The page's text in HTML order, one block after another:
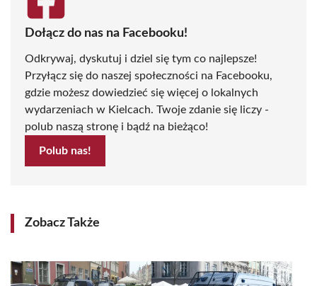
Dołącz do nas na Facebooku!
Odkrywaj, dyskutuj i dziel się tym co najlepsze!
Przyłącz się do naszej społeczności na Facebooku,
gdzie możesz dowiedzieć się więcej o lokalnych
wydarzeniach w Kielcach. Twoje zdanie się liczy -
polub naszą stronę i bądź na bieżąco!
Polub nas!
Zobacz Także